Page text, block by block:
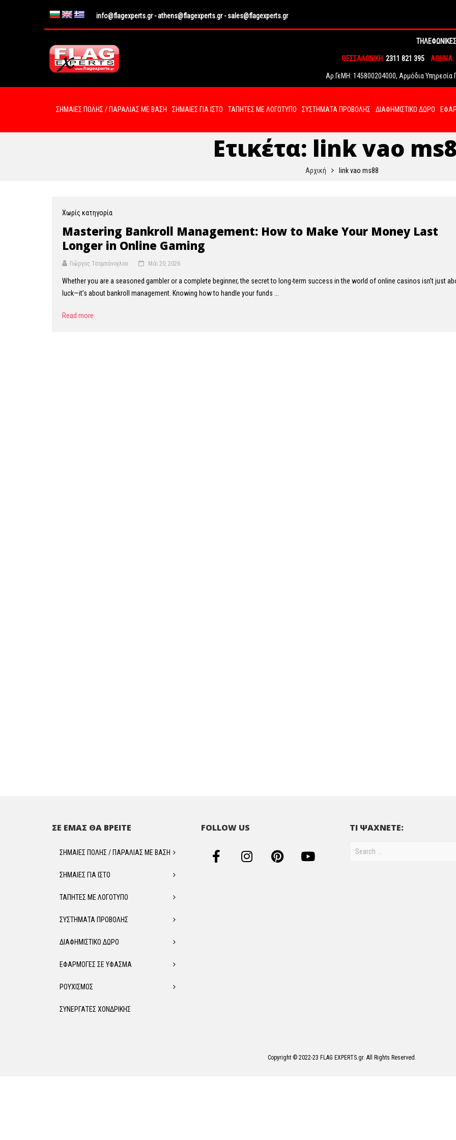
info@flagexperts.gr-athens@flagexperts.gr-sales@flagexperts.gr
ΘΕΣΣΑΛΟΝΙΚΗ:2311 821 395 ΑΘΗΝΑ:
Αρ.ΓεΜΗ: 145800204000, Αρμόδια Υπηρεσία
ΣΗΜΑΙΕΣ ΠΟΛΗΣ / ΠΑΡΑΛΙΑΣ ΜΕ ΒΑΣΗ ΣΗΜΑΙΕΣ ΓΙΑ ΙΣΤΟ ΤΑΠΗΤΕΣ ΜΕ ΛΟΓΟΤΥΠΟ ΣΥΣΤΗΜΑΤΑ ΠΡΟΒΟΛΗΣ ΔΙΑΦΗΜΙΣΤΙΚΟ ΔΩΡΟ
Ετικέτα: link vao
Αρχική link vao ms88
Χωρίς κατηγορία
Mastering Bankroll Management: How to Make Your Money Last
Longer in Online Gaming
Γιώργος Τσομπάνογλου Μάι 20, 2026
Whether you are a seasoned gambler or a complete beginner, the secret to long-term success in the world of online casinos isn’t just
luck—it’s about bankroll management. Knowing how to handle your funds ...
Read more
ΣΕ ΕΜΑΣ ΘΑ ΒΡΕΙΤΕ
ΣΗΜΑΙΕΣ ΠΟΛΗΣ / ΠΑΡΑΛΙΑΣ ΜΕ ΒΑΣΗ
ΣΗΜΑΙΕΣ ΓΙΑ ΙΣΤΟ
ΤΑΠΗΤΕΣ ΜΕ ΛΟΓΟΤΥΠΟ
ΣΥΣΤΗΜΑΤΑ ΠΡΟΒΟΛΗΣ
ΔΙΑΦΗΜΙΣΤΙΚΟ ΔΩΡΟ
ΕΦΑΡΜΟΓΕΣ ΣΕ ΥΦΑΣΜΑ
ΡΟΥΧΙΣΜΟΣ
ΣΥΝΕΡΓΑΤΕΣ ΧΟΝΔΡΙΚΗΣ
FOLLOW US ΤΙ ΨΑΧΝΕΤΕ:
Copyright © 2022-23 FLAG EXPERTS.gr. All Rights Reserved.